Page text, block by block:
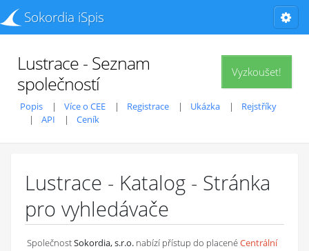
Sokordia iSpis
Vyzkoušet!
Lustrace - Seznam
společností
Popis Více o CEE Registrace Ukázka
Rejstříky
API
Ceník
Lustrace - Katalog - Stránka
pro vyhledávače
SpolečnostSokordia, s.r.o. nabízí přístup do placenéCentrální